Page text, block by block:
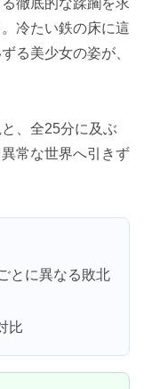
徹底的な蹂躙を求
冷たい鉄の床に這
る美少女の姿が、
、全25分に及ぶ
常な世界へ引きず
とに異なる敗北
比